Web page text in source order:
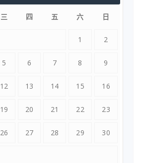
三 四 五 六 日
1 2
5 6 7 8 9
12 13 14 15 16
19 20 21 22 23
26 27 28 29 30